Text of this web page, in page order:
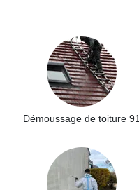
Démoussage de toiture 91